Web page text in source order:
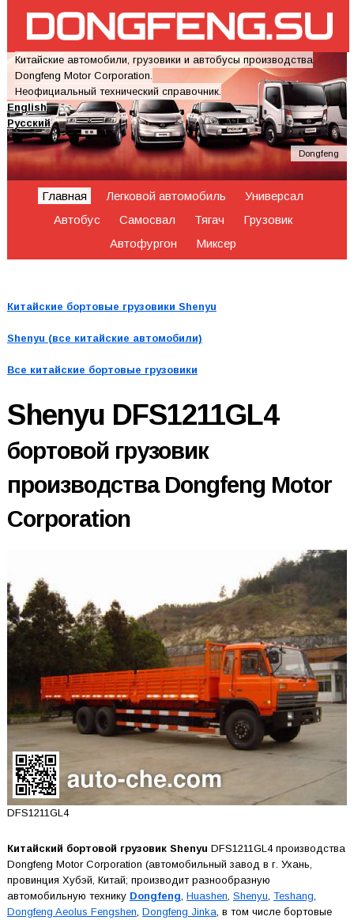
Китайские автомобили, грузовики и автобусы производства
Dongfeng Motor Corporation.
Неофициальный технический справочник.
English
Русский
Dongfeng
Главная Легковой автомобиль
Универсал
Автобус
Самосвал Тягач
Грузовик
Автофургон
Миксер
Китайские бортовые грузовики Shenyu
Shenyu (все китайские автомобили)
Все китайские бортовые грузовики
Shenyu DFS1211GL4
бортовой грузовик
производства Dongfeng Motor
Corporation
DFS1211GL4
Китайский бортовой грузовик Shenyu DFS1211GL4 производства
Dongfeng Motor Corporation (автомобильный завод в г. Ухань,
провинция Хубэй, Китай; производит разнообразную
автомобильную технику Dongfeng Huashen Shenyu Teshang
Dongfeng Aeolus Fengshen Dongfeng Jinka , в том числе бортовые